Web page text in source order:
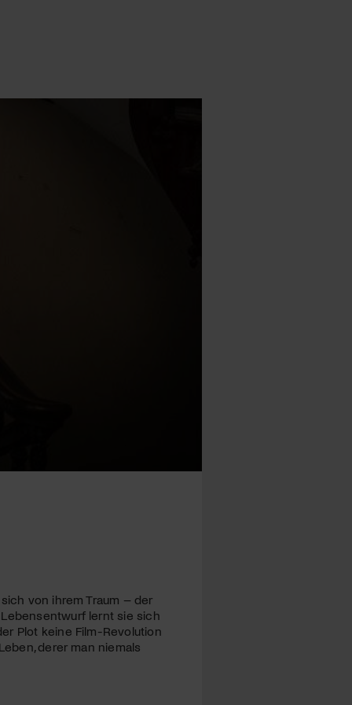
von ihrem Traum – der
lernt sie sich
Plot keine Film-Revolution
derer man niemals